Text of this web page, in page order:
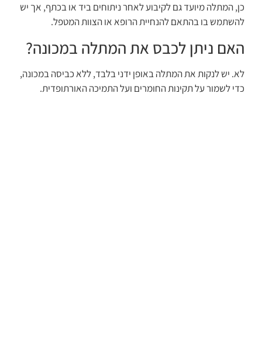
כן, המתלה מיועד גם לקיבוע לאחר ניתוחים ביד או בכתף, אך יש
להשתמש בו בהתאם להנחיית הרופא או הצוות המטפל.
האם ניתן לכבס את המתלה במכונה?
לא. יש לנקות את המתלה באופן ידני בלבד, ללא כביסה במכונה,
כדי לשמור על תקינות החומרים ועל התמיכה האורתופדית.